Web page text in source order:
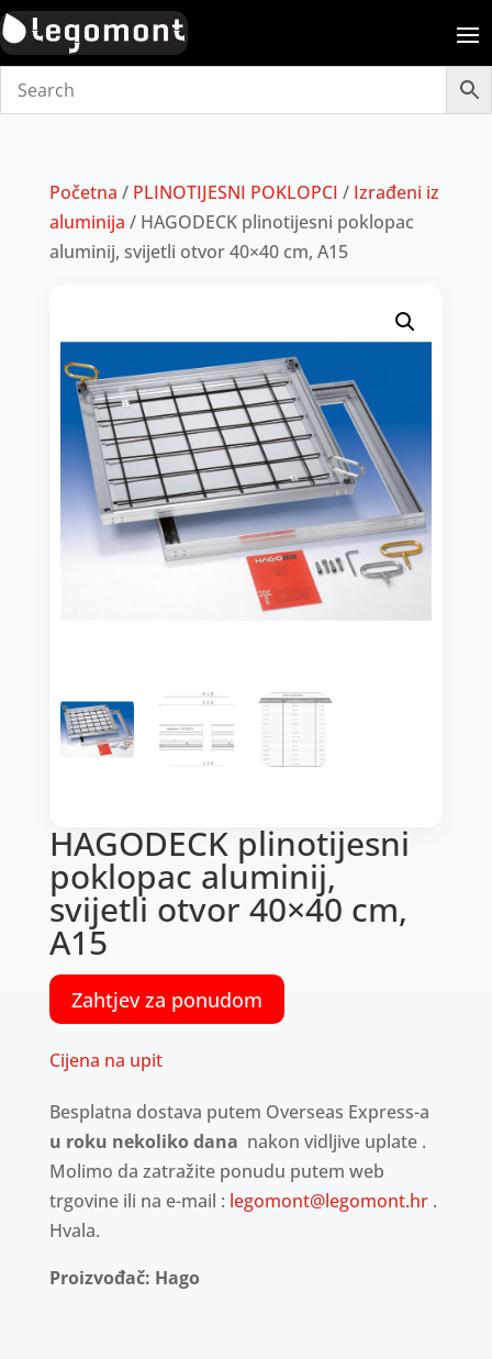
Početna / PLINOTIJESNI POKLOPCI / Izrađeni iz
aluminija / HAGODECK plinotijesni poklopac
aluminij, svijetli otvor 40×40 cm, A15
HAGODECK plinotijesni
poklopac aluminij,
svijetli otvor 40×40 cm,
A15
Zahtjev za ponudom
Cijena na upit
Besplatna dostava putem Overseas Express-a
u roku nekoliko dana nakon vidljive uplate .
Molimo da zatražite ponudu putem web
trgovine ili na e-mail : legomont@legomont.hr.
Hvala.
Proizvođač: Hago